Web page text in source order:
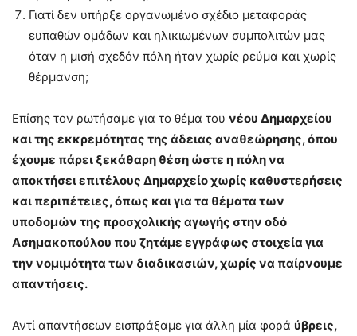
Γιατί δεν υπήρξε οργανωμένο σχέδιο μεταφοράς
ευπαθών ομάδων και ηλικιωμένων συμπολιτών μας
όταν η μισή σχεδόν πόλη ήταν χωρίς ρεύμα και χωρίς
θέρμανση;
Επίσης τον ρωτήσαμε για το θέμα του νέου Δημαρχείου
και της εκκρεμότητας της άδειας αναθεώρησης, όπου
έχουμε πάρει ξεκάθαρη θέση ώστε η πόλη να
αποκτήσει επιτέλους Δημαρχείο χωρίς καθυστερήσεις
και περιπέτειες, όπως και για τα θέματα των
υποδομών της προσχολικής αγωγής στην οδό
Ασημακοπούλου που ζητάμε εγγράφως στοιχεία για
την νομιμότητα των διαδικασιών, χωρίς να παίρνουμε
απαντήσεις.
Αντί απαντήσεων εισπράξαμε για άλλη μία φορά ύβρεις,